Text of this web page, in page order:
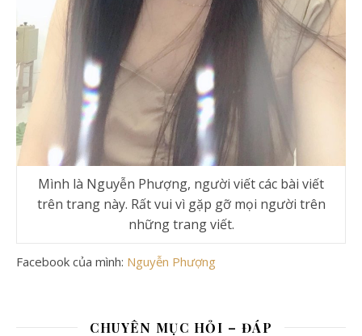
Mình là Nguyễn Phượng, người viết các bài viết
trên trang này. Rất vui vì gặp gỡ mọi người trên
những trang viết.
Facebook của mình: Nguyễn Phượng
CHUYÊN MỤC HỎI – ĐÁP